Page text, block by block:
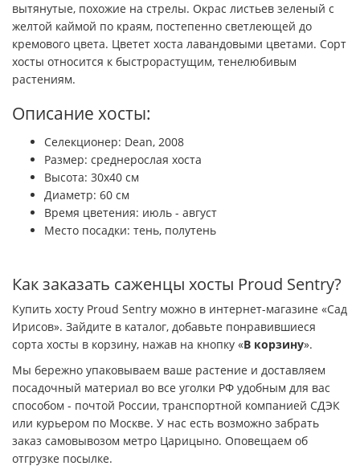
вытянутые, похожие на стрелы. Окрас листьев зеленый с
желтой каймой по краям, постепенно светлеющей до
кремового цвета. Цветет хоста лавандовыми цветами. Сорт
хосты относится к быстрорастущим, тенелюбивым
растениям.
Описание хосты:
Селекционер: Dean, 2008
Размер: среднерослая хоста
Высота: 30х40 см
Диаметр: 60 см
Время цветения: июль - август
Место посадки: тень, полутень
Как заказать саженцы хосты Proud Sentry?
Купить хосту Proud Sentry можно в интернет-магазине «Сад
Ирисов». Зайдите в каталог, добавьте понравившиеся
сорта хосты в корзину, нажав на кнопку «В корзину».
Мы бережно упаковываем ваше растение и доставляем
посадочный материал во все уголки РФ удобным для вас
способом - почтой России, транспортной компанией СДЭК
или курьером по Москве. У нас есть возможно забрать
заказ самовывозом метро Царицыно. Оповещаем об
отгрузке посылке.